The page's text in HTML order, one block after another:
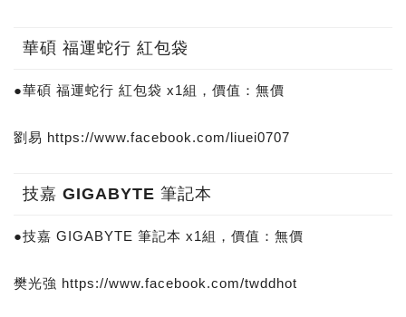
華碩 福運蛇行 紅包袋
●華碩 福運蛇行 紅包袋 x1組，價值：無價
劉易 https://www.facebook.com/liuei0707
技嘉 GIGABYTE 筆記本
●技嘉 GIGABYTE 筆記本 x1組，價值：無價
樊光強 https://www.facebook.com/twddhot